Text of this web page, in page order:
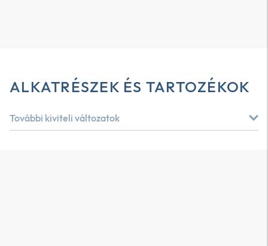
ALKATRÉSZEK ÉS TARTOZÉKOK
További kiviteli változatok